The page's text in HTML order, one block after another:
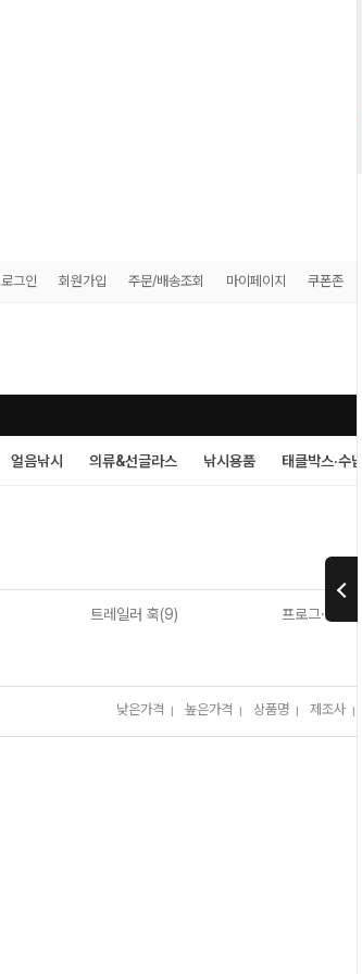
로그인 회원가입 주문/배송조회 마이페이지 쿠폰존
얼음낚시 의류&선글라스 낚시용품 태클박스·수납
트레일러 훅(9) 프로그·토드 훅
낮은가격 I 높은가격 I 상품명 I 제조사 I